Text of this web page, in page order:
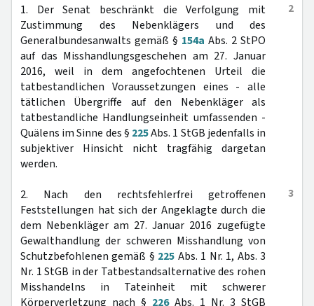
2
1. Der Senat beschränkt die Verfolgung mit
Zustimmung des Nebenklägers und des
Generalbundesanwalts gemäß § 154a Abs. 2 StPO
auf das Misshandlungsgeschehen am 27. Januar
2016, weil in dem angefochtenen Urteil die
tatbestandlichen Voraussetzungen eines - alle
tätlichen Übergriffe auf den Nebenkläger als
tatbestandliche Handlungseinheit umfassenden -
Quälens im Sinne des § 225Abs. 1 StGB jedenfalls in
subjektiver Hinsicht nicht tragfähig dargetan
werden.
3
2. Nach den rechtsfehlerfrei getroffenen
Feststellungen hat sich der Angeklagte durch die
dem Nebenkläger am 27. Januar 2016 zugefügte
Gewalthandlung der schweren Misshandlung von
Schutzbefohlenen gemäß § 225 Abs. 1 Nr. 1, Abs. 3
Nr. 1 StGB in der Tatbestandsalternative des rohen
Misshandelns in Tateinheit mit schwerer
Körperverletzung nach § 226Abs. 1 Nr. 3 StGB